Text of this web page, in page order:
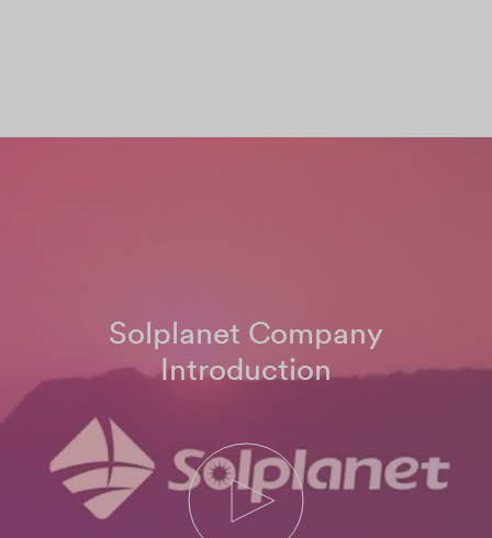
Solplanet Company
Introduction